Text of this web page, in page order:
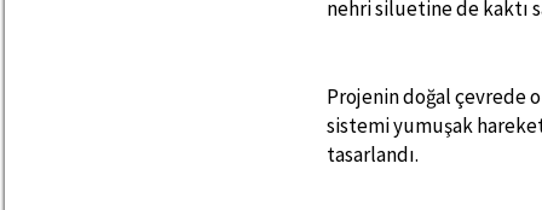
nehri siluetine de kaktı
Projenin doğal çevrede
sistemi yumuşak
tasarlandı.